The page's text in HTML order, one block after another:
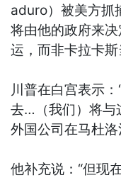
aduro）被美方抓
将由他的政府来
运，而非卡拉卡斯
川普在白宫表示
去…（我们）将与
外国公司在马杜洛
他补充说：“但现